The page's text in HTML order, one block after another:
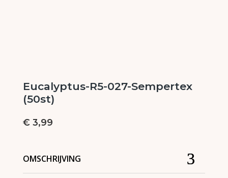
Eucalyptus-R5-027-Sempertex
(50st)
€ 3,99
OMSCHRIJVING